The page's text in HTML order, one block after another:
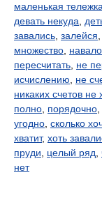
маленькая тележка
девать некуда
завались залейся
множество
пересчитать не
исчислению
не
никаких счетов не
полно порядочно
угодно сколько
хватит, хоть
пруди
целый ряд
нет